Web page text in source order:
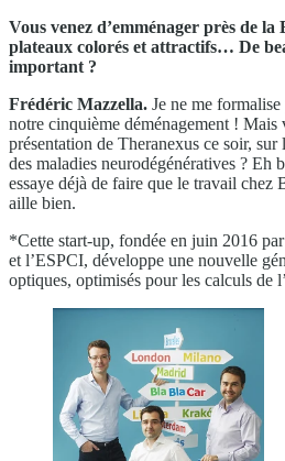
Vous venez d’emménager près de
plateaux colorés et attractifs… De
important ?
Frédéric Mazzella. Je ne me
notre cinquième déménagement ! Mais
présentation de Theranexus ce soir,
des maladies neurodégénératives ? Eh
essaye déjà de faire que le travail chez
aille bien.
*Cette start-up, fondée en juin 2016
et l’ESPCI, développe une nouvelle
optiques, optimisés pour les calculs de